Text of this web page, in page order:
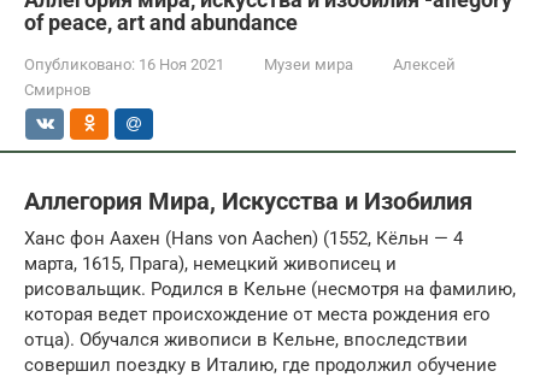
of peace, art and abundance
Опубликовано: 16 Ноя 2021 Музеи мира
Алексей
Смирнов
Аллегория Мира, Искусства и Изобилия
Ханс фон Аахен (Hans von Aachen) (1552, Кёльн — 4
марта, 1615, Прага), немецкий живописец и
рисовальщик. Родился в Кельне (несмотря на фамилию,
которая ведет происхождение от места рождения его
отца). Обучался живописи в Кельне, впоследствии
совершил поездку в Италию, где продолжил обучение